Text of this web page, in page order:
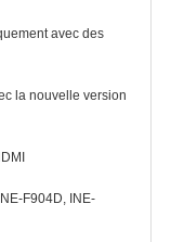
avec des
la nouvelle version
F904D, INE-